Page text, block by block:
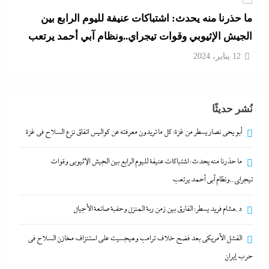
ما حذرنا منه يحدث: اشتباكات عنيفة لليوم الرابع بين
الجيش الإثيوبي وقوات تيجراي..ونظام آبي أحمد يرتعب
12 يناير، 2024
صانعة الأجيال
12 يناير، 2024
الفشل الأمريكي بعد فضح خلاف ترامب وهيجسيت على
استنزاف مخازن السلاح في حرب إيران
أبو يحى نصار يسطر من غزة: كل ما تريدون معرفته عن
كواليس اتفاق نزع السلاح في غزة
نُشر حديثًا
أبو يحى نصار يسطر من غزة: كل ما تريدون معرفته عن كواليس اتفاق نزع السلاح في غزة
ما حذرنا منه يحدث: اشتباكات عنيفة لليوم الرابع بين الجيش الإثيوبي وقوات
تيجراي..ونظام آبي أحمد يرتعب
د.هشام فريد يسطر: الفارق بين زمن ربة المنزل وحقبة صانعة الأجيال
الفشل الأمريكي بعد فضح خلاف ترامب وهيجسيت على استنزاف مخازن السلاح في
حرب إيران